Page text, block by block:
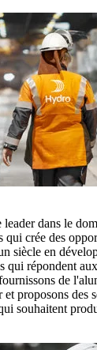
leader dans le
qui crée des
siècle en
qui répondent
de
proposons des
souhaitent